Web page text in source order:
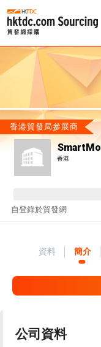
香港貿發局參展商
香港
自登錄於貿發網
資料 簡介
公司資料